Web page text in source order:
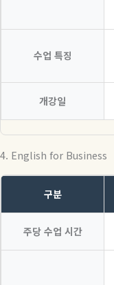
수업 특징
개강일
4. English for Business
구분
주당 수업 시간